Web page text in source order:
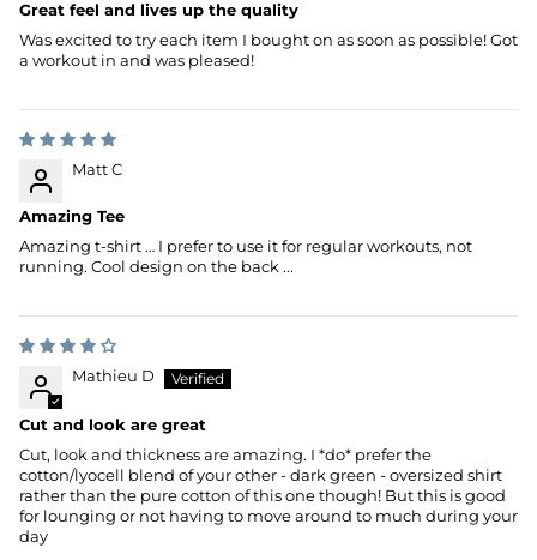
Great feel and lives up the quality
Was excited to try each item I bought on as soon as possible! Got
a workout in and was pleased!
Matt C
Amazing Tee
Amazing t-shirt … I prefer to use it for regular workouts, not
running. Cool design on the back ...
Mathieu D
Cut and look are great
Cut, look and thickness are amazing. I *do* prefer the
cotton/lyocell blend of your other - dark green - oversized shirt
rather than the pure cotton of this one though! But this is good
for lounging or not having to move around to much during your
day